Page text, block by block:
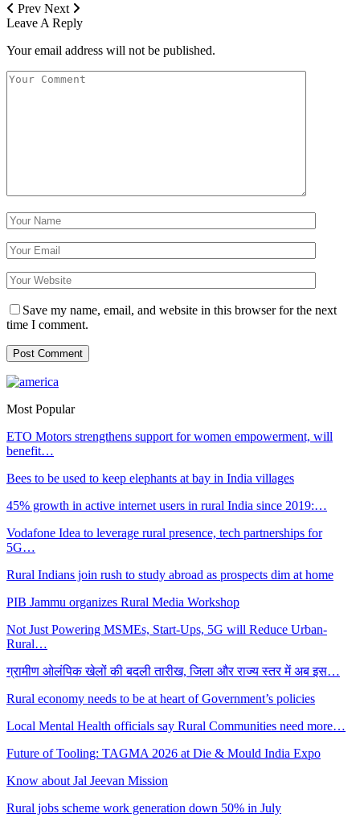
Prev Next
Leave A Reply
Your email address will not be published.
Save my name, email, and website in this browser for the next
time I comment.
Most Popular
ETO Motors strengthens support for women empowerment, will
benefit…
Bees to be used to keep elephants at bay in India villages
45% growth in active internet users in rural India since 2019:…
Vodafone Idea to leverage rural presence, tech partnerships for
5G…
Rural Indians join rush to study abroad as prospects dim at home
PIB Jammu organizes Rural Media Workshop
Not Just Powering MSMEs, Start-Ups, 5G will Reduce Urban-
Rural…
ग्रामीण ओलंपिक खेलों की बदली तारीख, जिला और राज्य स्तर में अब इस…
Rural economy needs to be at heart of Government’s policies
Local Mental Health officials say Rural Communities need more…
Future of Tooling: TAGMA 2026 at Die & Mould India Expo
Know about Jal Jeevan Mission
Rural jobs scheme work generation down 50% in July